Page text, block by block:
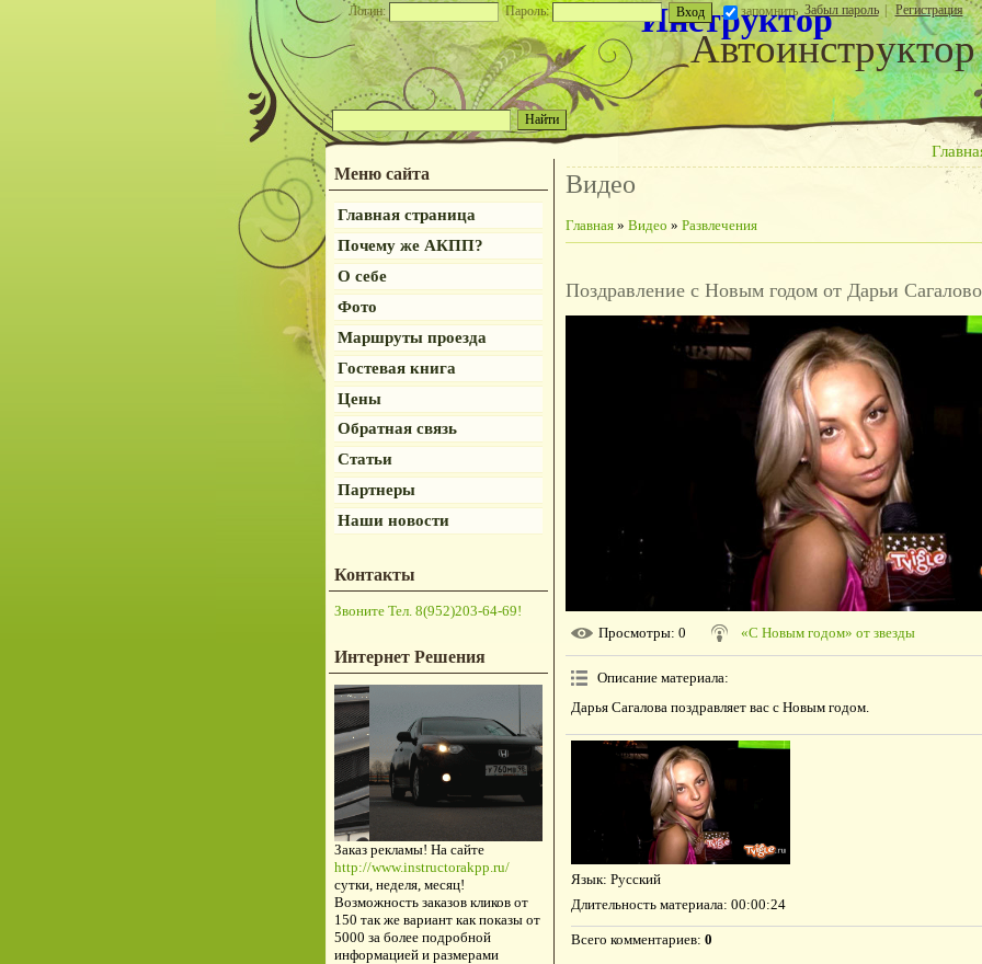
Логин: Пароль: запомнить Забыл пароль | Регистрация
Автоинструктор
Инструктор
Меню сайта
Главная страница
Почему же АКПП?
О себе
Фото
Маршруты проезда
Гостевая книга
Цены
Обратная связь
Статьи
Партнеры
Наши новости
Контакты
Звоните Тел. 8(952)203-64-69!
Интернет Решения
Заказ рекламы! На сайте
http://www.instructorakpp.ru/
сутки, неделя, месяц!
Возможность заказов кликов от
150 так же вариант как показы от
5000 за более подробной
информацией и размерами
Видео
Главная» Видео » Развлечения
Поздравление с Новым годом от Дарьи
Просмотры: 0 «С Новым годом» от звезды
Описание материала:
Дарья Сагалова поздравляет вас с Новым годом.
Язык: Русский
Длительность материала: 00:00:24
Всего комментариев: 0